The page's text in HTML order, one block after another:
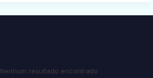
Nenhum resultado encontrado